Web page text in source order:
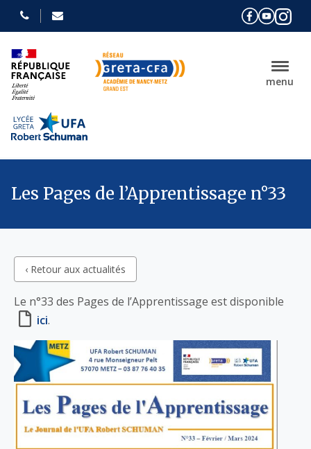
menu
Les Pages de l’Apprentissage n°33
‹ Retour aux actualités
Le n°33 des Pages de l’Apprentissage est disponible
ici.